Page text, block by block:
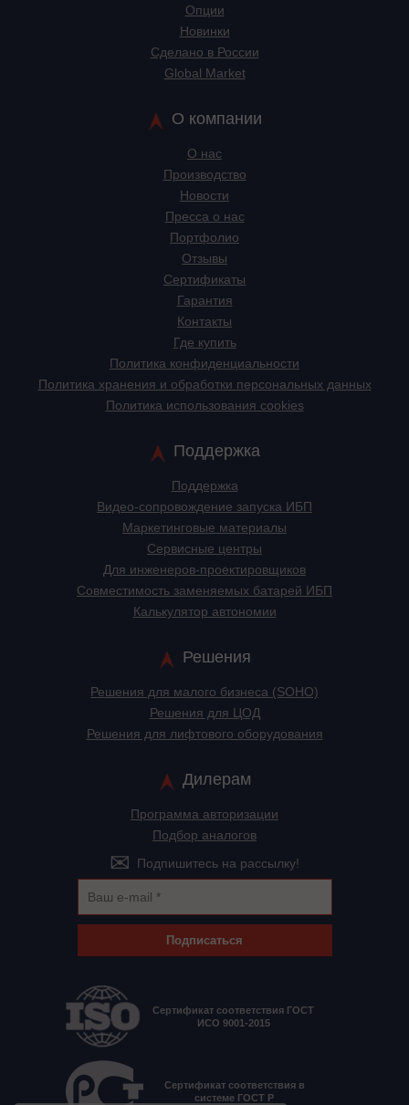
Опции
Новинки
Сделано в России
Global Market
О компании
О нас
Производство
Новости
Пресса о нас
Портфолио
Отзывы
Сертификаты
Гарантия
Контакты
Где купить
Политика конфиденциальности
Политика хранения и обработки персональных данных
Политика использования cookies
Поддержка
Поддержка
Видео-сопровождение запуска ИБП
Маркетинговые материалы
Сервисные центры
Для инженеров-проектировщиков
Cовместимость заменяемых батарей ИБП
Калькулятор автономии
Решения
Решения для малого бизнеса (SOHO)
Решения для ЦОД
Решения для лифтового оборудования
Дилерам
Программа авторизации
Подбор аналогов
Подпишитесь на рассылку!
Подписаться
Сертификат соответствия ГОСТ
ИСО 9001-2015
Сертификат соответствия в
системе ГОСТ Р